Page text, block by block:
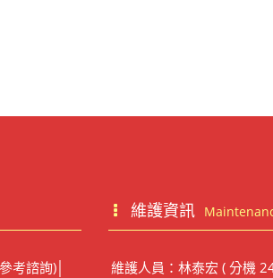
考諮詢)│
維護資訊
維護人員：林泰宏 ( 分機